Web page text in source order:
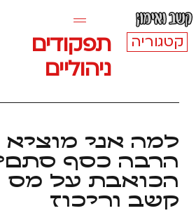
דילוג
לתוכן
קטגוריה
תפקודים
ניהוליים
למה אני מוציא
הרבה כסף
הכואבת על מס
קשב וריכוז